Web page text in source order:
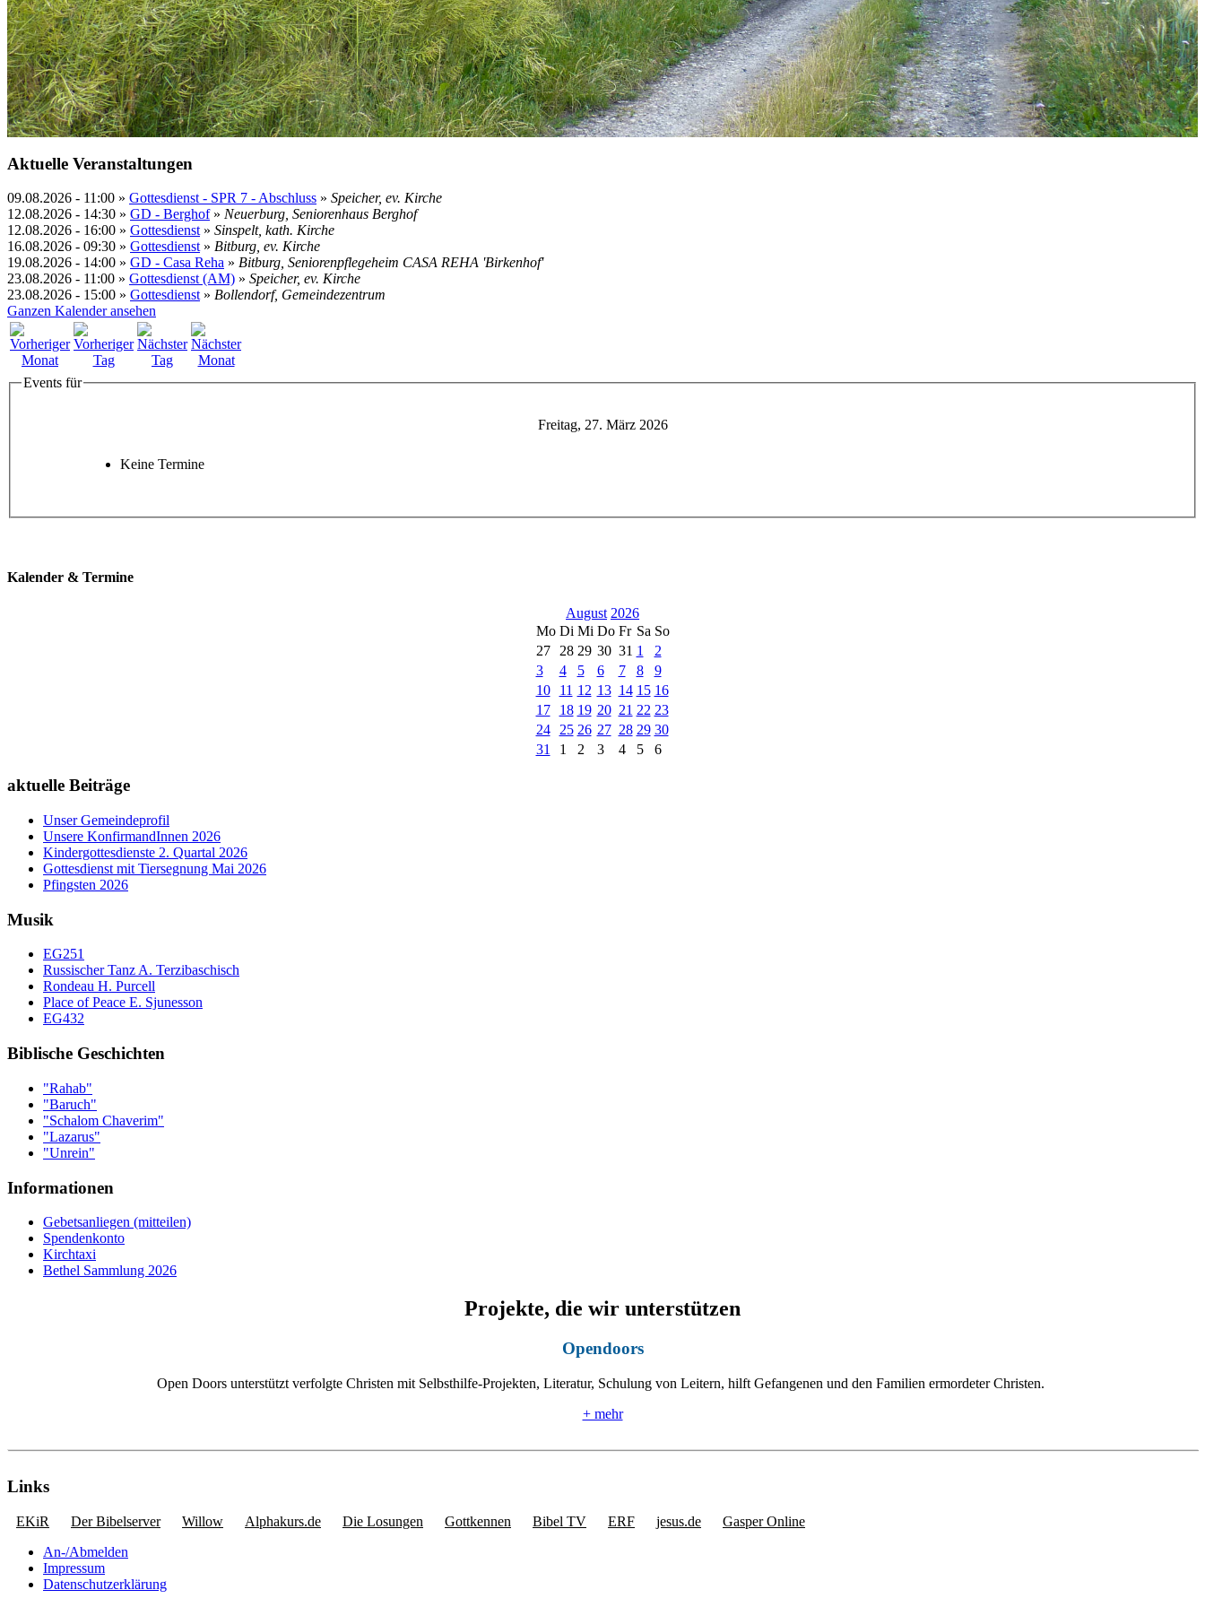
Aktuelle Veranstaltungen
09.08.2026 - 11:00 » Gottesdienst - SPR 7 - Abschluss » Speicher, ev. Kirche
12.08.2026 - 14:30 » GD - Berghof» Neuerburg, Seniorenhaus Berghof
12.08.2026 - 16:00 » Gottesdienst» Sinspelt, kath. Kirche
16.08.2026 - 09:30 » Gottesdienst» Bitburg, ev. Kirche
19.08.2026 - 14:00 » GD - Casa Reha » Bitburg, Seniorenpflegeheim CASA REHA 'Birkenhof'
23.08.2026 - 11:00 » Gottesdienst (AM) » Speicher, ev. Kirche
23.08.2026 - 15:00 » Gottesdienst» Bollendorf, Gemeindezentrum
Ganzen Kalender ansehen
Events für
Freitag, 27. März 2026
Keine Termine
Kalender & Termine
August 2026
Mo Di Mi Do Fr Sa So
27
28 29 30 31 1
2
3
4 5 6 7 8
9
10
11 12 13 14 15 16
17
18 19 20 21 22 23
24
25 26 27 28 29 30
31
1 2 3 4 5 6
aktuelle Beiträge
Unser Gemeindeprofil
Unsere KonfirmandInnen 2026
Kindergottesdienste 2. Quartal 2026
Gottesdienst mit Tiersegnung Mai 2026
Pfingsten 2026
Musik
EG251
Russischer Tanz A. Terzibaschisch
Rondeau H. Purcell
Place of Peace E. Sjunesson
EG432
Biblische Geschichten
"Rahab"
"Baruch"
"Schalom Chaverim"
"Lazarus"
"Unrein"
Informationen
Gebetsanliegen (mitteilen)
Spendenkonto
Kirchtaxi
Bethel Sammlung 2026
Projekte, die wir unterstützen
Opendoors
Open Doors unterstützt verfolgte Christen mit Selbsthilfe-Projekten, Literatur, Schulung von Leitern, hilft Gefangenen und den Familien ermordeter Christen.
+ mehr
Links
EKiR Der Bibelserver Willow Alphakurs.de Die Losungen Gottkennen Bibel TV ERF jesus.de
Gasper Online
An-/Abmelden
Impressum
Datenschutzerklärung